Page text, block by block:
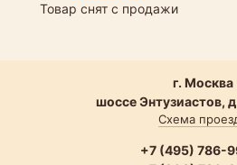
Товар снят с продажи
г. Москва
шоссе Энтузиастов,
Схема
+7 (495) 786-